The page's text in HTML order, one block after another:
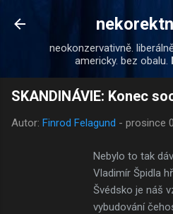
Přeskočit na
neokonzervativně.
americky. bez obalu.
SKANDINÁVIE: Konec
Autor: Finrod Felagund - prosince
Nebylo to tak
Vladimír Špidla
Švédsko je náš
vybudování